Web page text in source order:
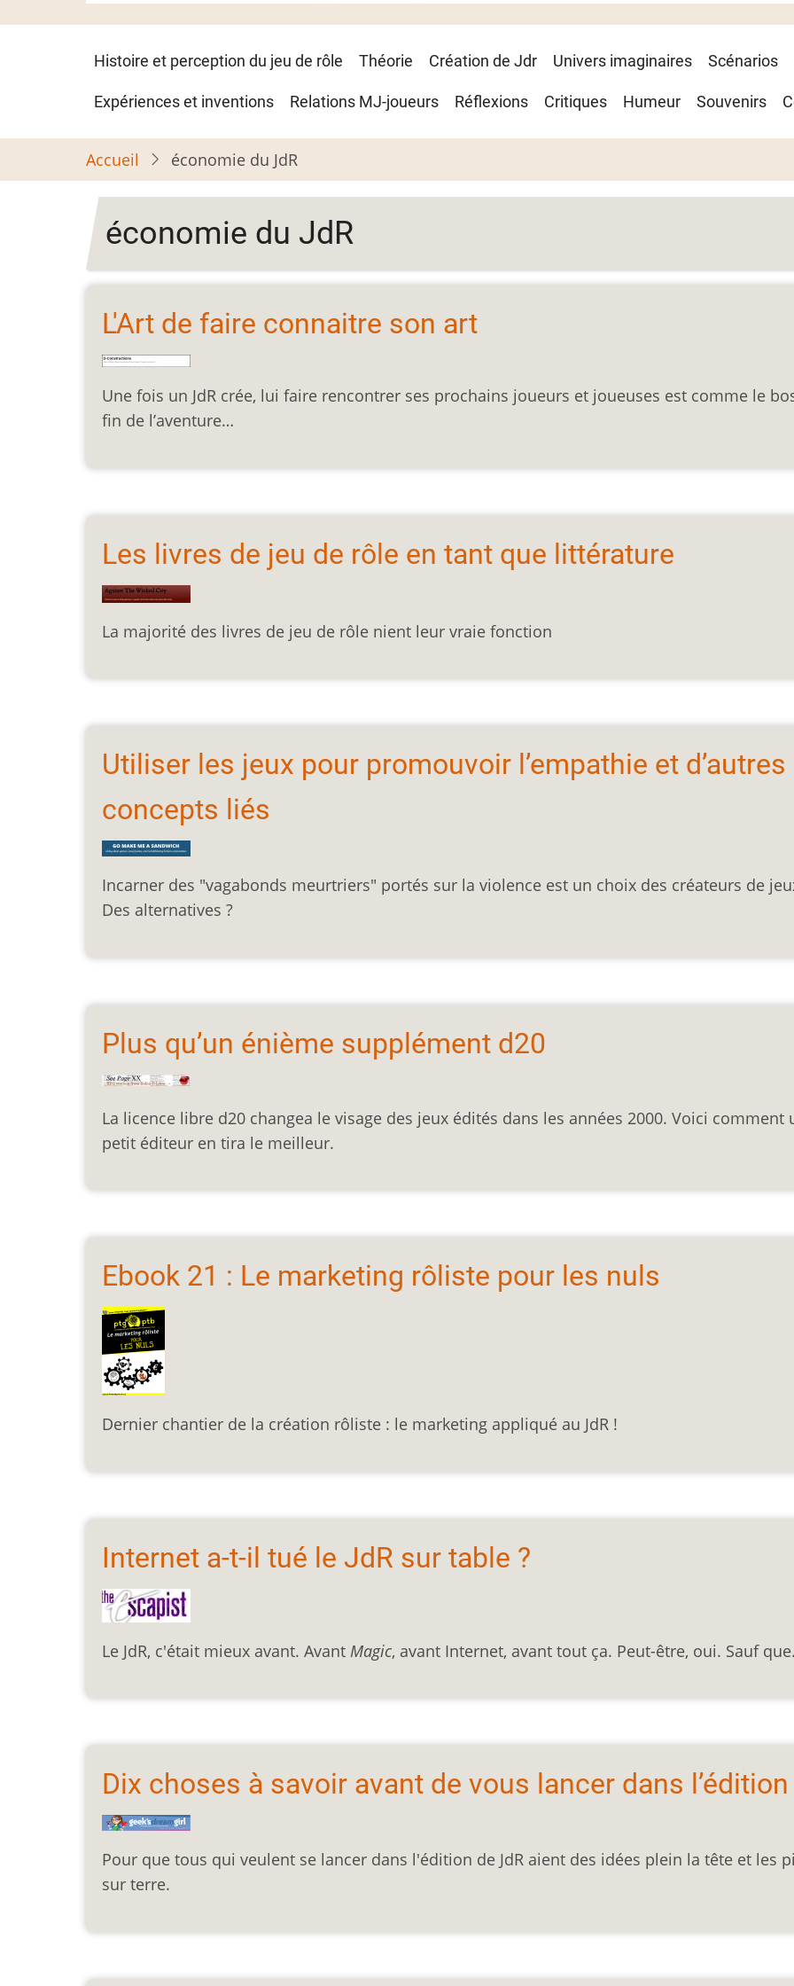
Navigation
principale
Histoire et perception du jeu de rôle Théorie Création de Jdr Univers imaginaires Scénarios
Expériences et inventions Relations MJ-joueurs Réflexions Critiques Humeur Souvenirs
Accueil économie du JdR
économie du JdR
L'Art de faire connaitre son art
Une fois un JdR crée, lui faire rencontrer ses prochains joueurs et joueuses est comme le
fin de l’aventure…
Les livres de jeu de rôle en tant que littérature
La majorité des livres de jeu de rôle nient leur vraie fonction
Utiliser les jeux pour promouvoir l’empathie et d’autres
concepts liés
Incarner des "vagabonds meurtriers" portés sur la violence est un choix des créateurs de
Des alternatives ?
Plus qu’un énième supplément d20
La licence libre d20 changea le visage des jeux édités dans les années 2000. Voici comment
petit éditeur en tira le meilleur.
Ebook 21 : Le marketing rôliste pour les nuls
Dernier chantier de la création rôliste : le marketing appliqué au JdR !
Internet a-t-il tué le JdR sur table ?
Le JdR, c'était mieux avant. Avant Magic, avant Internet, avant tout ça. Peut-être, oui. Sauf
Dix choses à savoir avant de vous lancer dans l’édition
Pour que tous qui veulent se lancer dans l'édition de JdR aient des idées plein la tête et les
sur terre.